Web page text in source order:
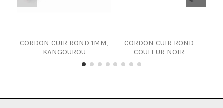
CORDON CUIR ROND 1MM,
KANGOUROU
CORDON CUIR ROND
COULEUR NOIR